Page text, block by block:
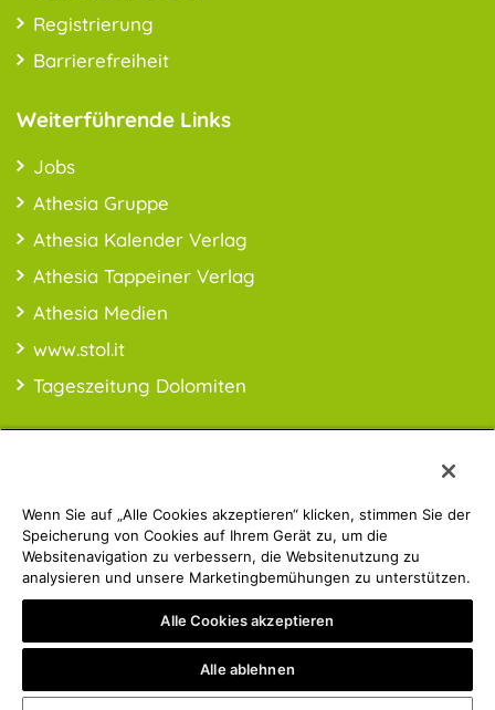
Registrierung
Barrierefreiheit
Weiterführende Links
Jobs
Athesia Gruppe
Athesia Kalender Verlag
Athesia Tappeiner Verlag
Athesia Medien
www.stol.it
Tageszeitung Dolomiten
PREISINFO:* Alle Preise inkl. MwSt., ggfl. zzgl. Versandkosten
Athesia Gruppe | © 2019 ATHESIA BUCH | MwSt.-Nr.:
IT00853860211
Privacy Policy
Impressum
mady by
Wenn Sie auf „Alle Cookies akzeptieren“ klicken, stimmen Sie der
Speicherung von Cookies auf Ihrem Gerät zu, um die
Websitenavigation zu verbessern, die Websitenutzung zu
analysieren und unsere Marketingbemühungen zu unterstützen.
Alle Cookies akzeptieren
Alle ablehnen